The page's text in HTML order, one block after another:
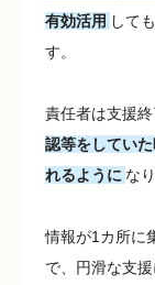
有効活用 して
す。
責任者は支援
認等をしてい
れるように な
情報が1カ所に
で、円滑な支